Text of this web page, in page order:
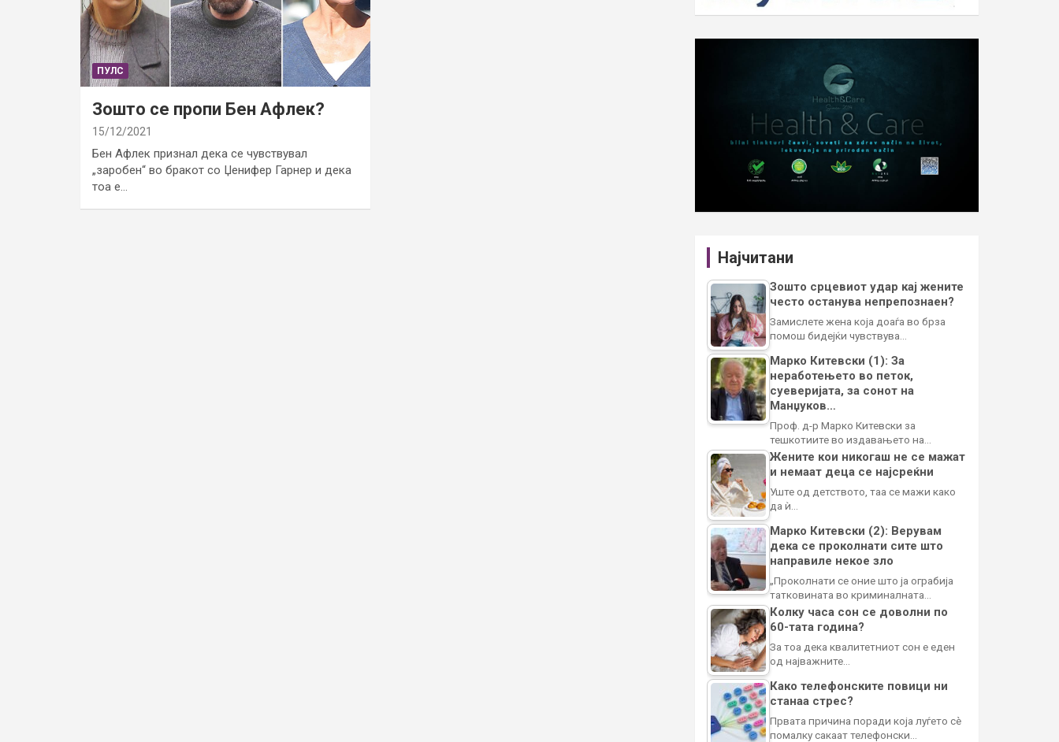
ПУЛС
Зошто се пропи Бен Афлек?
15/12/2021
Бен Афлек признал дека се чувствувал
„заробен“ во бракот со Џенифер Гарнер и дека
тоа е…
Најчитани
Зошто срцевиот удар кај жените
често останува непрепознаен?
Замислете жена која доаѓа во брза
помош бидејќи чувствува…
Марко Китевски (1): За
неработењето во петок,
суеверијата, за сонот на
Манџуков…
Проф. д-р Марко Китевски за
тешкотиите во издавањето на…
Жените кои никогаш не се мажат
и немаат деца се најсреќни
Уште од детството, таа се мажи како
да ѝ…
Марко Китевски (2): Верувам
дека се проколнати сите што
направиле некое зло
„Проколнати се оние што ја ограбија
татковината во криминалната…
Колку часа сон се доволни по
60-тата година?
За тоа дека квалитетниот сон е еден
од најважните…
Како телефонските повици ни
станаа стрес?
Првата причина поради која луѓето сè
помалку сакаат телефонски…